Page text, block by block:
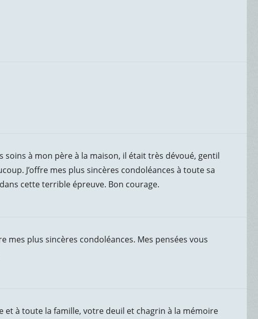
soins à mon père à la maison, il était très dévoué, gentil
J’offre mes plus sincères condoléances à toute sa
cette terrible épreuve. Bon courage.
mes plus sincères condoléances. Mes pensées vous
et à toute la famille, votre deuil et chagrin à la mémoire